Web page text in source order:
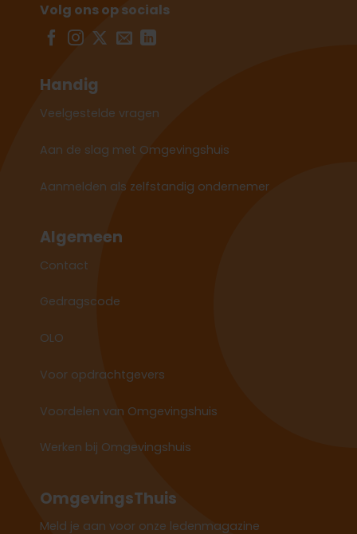
Volg ons op socials
Handig
Veelgestelde vragen
Aan de slag met Omgevingshuis
Aanmelden als zelfstandig ondernemer
Algemeen
Contact
Gedragscode
OLO
Voor opdrachtgevers
Voordelen van Omgevingshuis
Werken bij Omgevingshuis
OmgevingsThuis
Meld je aan voor onze ledenmagazine